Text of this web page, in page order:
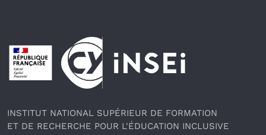
Pied de page
INSTITUT NATIONAL SUPÉRIEUR DE FORMATION
ET DE RECHERCHE POUR L'ÉDUCATION INCLUSIVE